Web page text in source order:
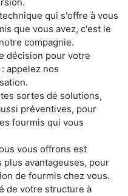
qui s'offre à vous
que vous avez, c'est le
compagnie.
décision pour votre
appelez nos
sortes de solutions,
préventives, pour
fourmis qui vous
vous offrons est
avantageuses, pour
de fourmis chez vous.
de votre structure à